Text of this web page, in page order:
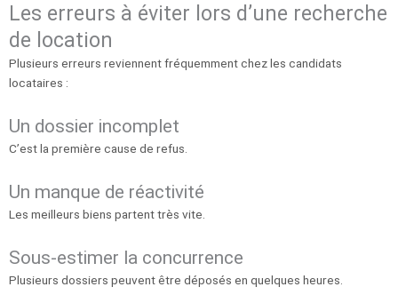
Les erreurs à éviter lors d’une recherche
de location
Plusieurs erreurs reviennent fréquemment chez les candidats
locataires :
Un dossier incomplet
C’est la première cause de refus.
Un manque de réactivité
Les meilleurs biens partent très vite.
Sous-estimer la concurrence
Plusieurs dossiers peuvent être déposés en quelques heures.